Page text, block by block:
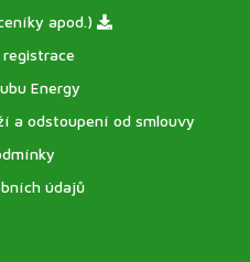
apod.)
registrace
Energy
a odstoupení od smlouvy
údajů